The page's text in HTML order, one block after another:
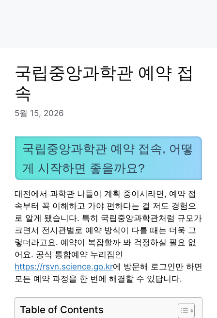
국립중앙과학관 예약 접
속
5월 15, 2026
국립중앙과학관 예약 접속, 어떻
게 시작하면 좋을까요?
대전에서 과학관 나들이 계획 중이시라면, 예약 접
속부터 꼭 이해하고 가야 편하다는 걸 저도 경험으
로 알게 됐습니다. 특히 국립중앙과학관처럼 규모가
크면서 전시관별로 예약 방식이 다를 때는 더욱 그
렇더라고요. 예약이 복잡할까 봐 걱정하실 필요 없
어요. 공식 통합예약 누리집인
https://rsvn.science.go.kr에 방문해 로그인만 하면
모든 예약 과정을 한 번에 해결할 수 있답니다.
Table of Contents